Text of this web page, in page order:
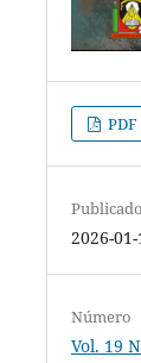
PDF
Publicado
2026-01-
Número
Vol. 19